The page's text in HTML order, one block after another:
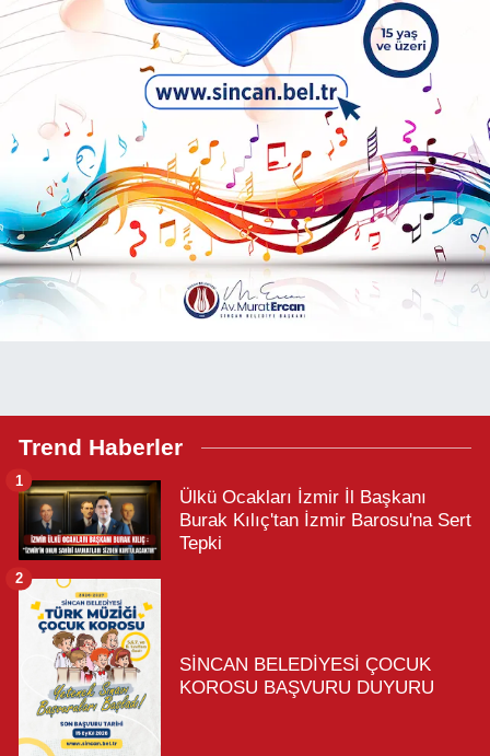
Trend Haberler
Ülkü Ocakları İzmir İl Başkanı
Burak Kılıç'tan İzmir Barosu'na Sert
Tepki
1
SİNCAN BELEDİYESİ ÇOCUK
KOROSU BAŞVURU DUYURU
2